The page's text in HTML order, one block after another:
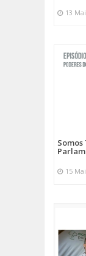
13
15